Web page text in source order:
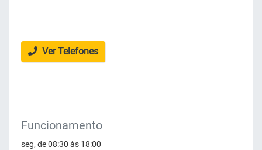
Ver Telefones
Funcionamento
seg, de 08:30 às 18:00